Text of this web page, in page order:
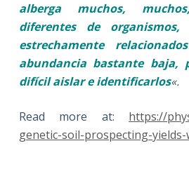
alberga muchos,
diferentes de
estrechamente
abundancia bastante baja,
difícil aislar e identificarlos«.
Read more at: https://
genetic-soil-prospecting-